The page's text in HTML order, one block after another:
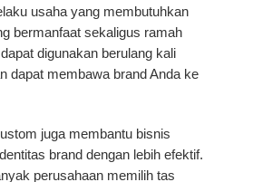
usaha yang membutuhkan
bermanfaat sekaligus ramah
digunakan berulang kali
dapat membawa brand Anda ke
juga membantu bisnis
brand dengan lebih efektif.
perusahaan memilih tas